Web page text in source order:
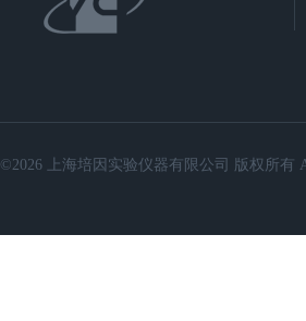
©2026 上海培因实验仪器有限公司 版权所有